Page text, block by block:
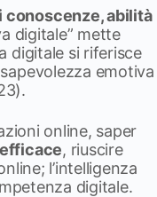
conoscenze, abilità
digitale” mette
digitale si riferisce
emotiva
online, saper
, riuscire
l’intelligenza
digitale.